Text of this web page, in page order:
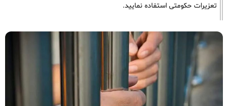
تعزیرات حکومتی استفاده نمایید.